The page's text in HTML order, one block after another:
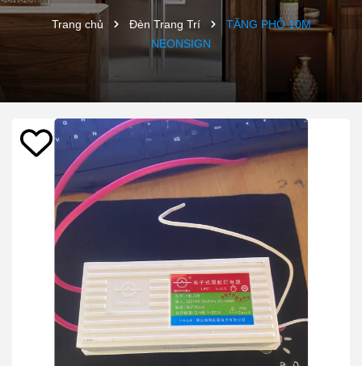
Trang chủ Đèn Trang Trí
TĂNG PHÔ 10M
NEONSIGN